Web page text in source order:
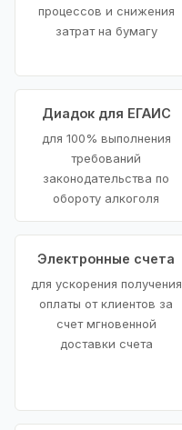
процессов и снижения
затрат на бумагу
Диадок для ЕГАИС
для 100% выполнения
требований
законодательства по
обороту алкоголя
Электронные счета
для ускорения получения
оплаты от клиентов за
счет мгновенной
доставки счета